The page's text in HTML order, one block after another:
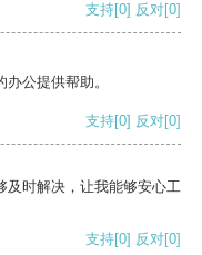
支持[0] 反对[0]
公提供帮助。
支持[0] 反对[0]
及时解决，让我能够安心工
支持[0] 反对[0]